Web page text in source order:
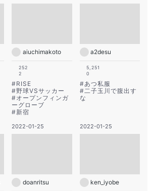
aiuchimakoto
252
2
#RISE
#野球VSサッカー
#オープンフィンガ
ーグローブ
#新宿
a2desu
5,251
0
#あつ私服
#二子玉川で腹出す
な
2022-01-25
doanritsu
2022-01-25
ken_iyobe